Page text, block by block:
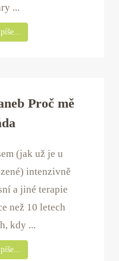
...
Proč mě
(jak už je u
intenzivně
a jiné terapie
než 10 letech
kdy ...